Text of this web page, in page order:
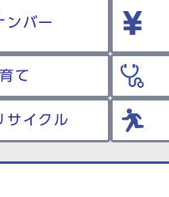
ンバー
て
サイクル